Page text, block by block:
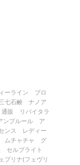
ーライン
ブロ
七石鹸
ナノア
販
リバイタラ
ンプルール
ア
ンス
レディー
ムチャチャ
グ
セルブライト
ブリナ(フェヴリ